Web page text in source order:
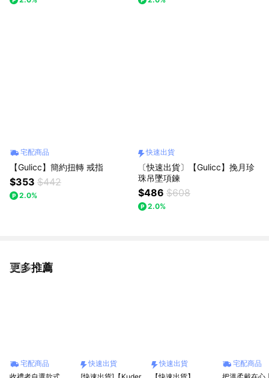
宅配商品
【Gulicc】簡約扭轉 戒指
$353 $442
2.0%
快速出貨
〔快速出貨〕【Gulicc】挽月珍
珠吊墜項鍊
$486 $608
2.0%
更多推薦
看更多
宅配商品
快速出貨
快速出貨
宅配商品